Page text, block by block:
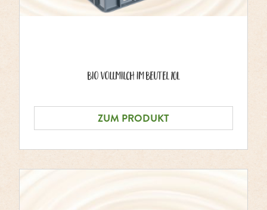
Bio Vollmilch im Beutel 10L
ZUM PRODUKT